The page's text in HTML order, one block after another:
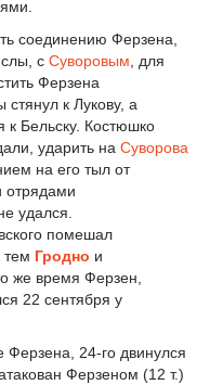
соединению Ферзена,
с Суворовым , для
Ферзена
к Лукову, а
к Бельску. Костюшко
ударить на Суворова
на его тыл от
отрядами
удался.
помешал
тем Гродно и
же время Ферзен,
22 сентября у
Ферзена, 24-го двинулся
Ферзеном (12 т.)